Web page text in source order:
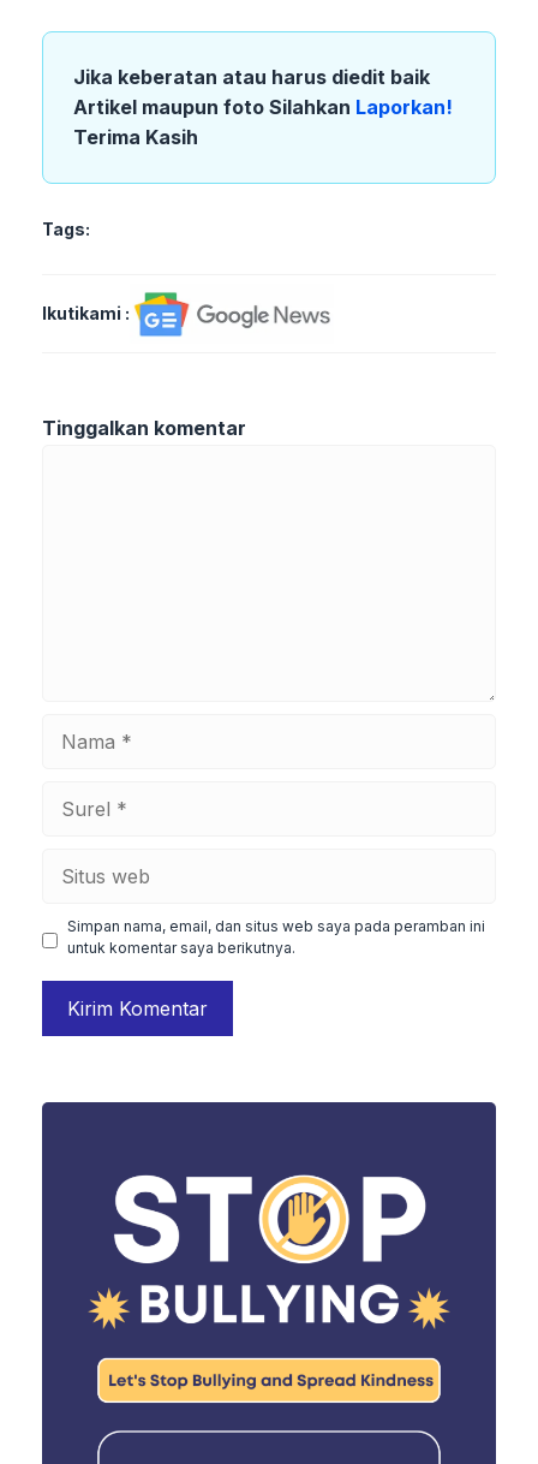
Jika keberatan atau harus diedit baik
Artikel maupun foto Silahkan Laporkan!
Terima Kasih
Tags:
Ikutikami :
Tinggalkan komentar
Simpan nama, email, dan situs web saya pada peramban ini
untuk komentar saya berikutnya.